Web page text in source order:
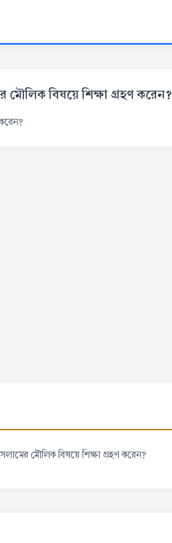
বিষয়ে শিক্ষা গ্রহণ করেন?
মৌলিক বিষয়ে শিক্ষা গ্রহণ করেন?